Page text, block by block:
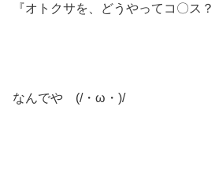
『オトクサを、どうやってコ〇ス？
なんでや (/・ω・)/